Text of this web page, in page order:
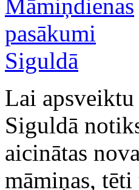
Lai
Siguldā
aicinātas
māmiņas,